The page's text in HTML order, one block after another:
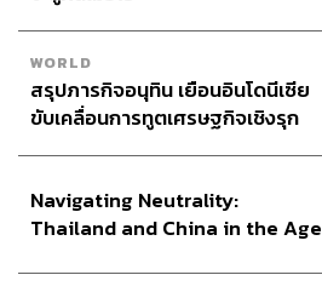
WORLD
สรุปภารกิจอนุทิน เยือนอินโดนีเซีย
ขับเคลื่อนการทูตเศรษฐกิจเชิงรุก
Navigating Neutrality:
Thailand and China in the Age